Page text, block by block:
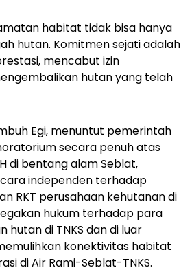
habitat tidak bisa hanya
hutan. Komitmen sejati adalah
mencabut izin
hutan yang telah
Egi, menuntut pemerintah
secara penuh atas
di bentang alam Seblat,
independen terhadap
RKT perusahaan kehutanan di
hukum terhadap para
di TNKS dan di luar
konektivitas habitat
di Air Rami-Seblat-TNKS.